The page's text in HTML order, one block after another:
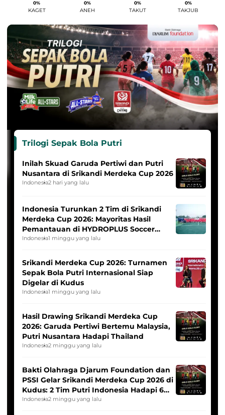
0%
KAGET
0%
ANEH
0%
TAKUT
0%
TAKJUB
Trilogi Sepak Bola Putri
Inilah Skuad Garuda Pertiwi dan Putri
Nusantara di Srikandi Merdeka Cup 2026
Indonesia2 hari yang lalu
Indonesia Turunkan 2 Tim di Srikandi
Merdeka Cup 2026: Mayoritas Hasil
Pemantauan di HYDROPLUS Soccer
League
Indonesia1 minggu yang lalu
Srikandi Merdeka Cup 2026: Turnamen
Sepak Bola Putri Internasional Siap
Digelar di Kudus
Indonesia1 minggu yang lalu
Hasil Drawing Srikandi Merdeka Cup
2026: Garuda Pertiwi Bertemu Malaysia,
Putri Nusantara Hadapi Thailand
Indonesia2 minggu yang lalu
Bakti Olahraga Djarum Foundation dan
PSSI Gelar Srikandi Merdeka Cup 2026 di
Kudus: 2 Tim Putri Indonesia Hadapi 6
Tim Asia
Indonesia2 minggu yang lalu